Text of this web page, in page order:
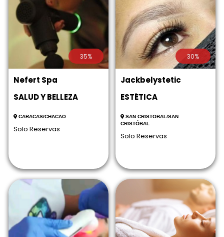
35%
Nefert Spa
SALUD Y BELLEZA
CARACAS/CHACAO
Solo Reservas
30%
Jackbelystetic
ESTÉTICA
SAN CRISTOBAL/SAN
CRISTÓBAL
Solo Reservas